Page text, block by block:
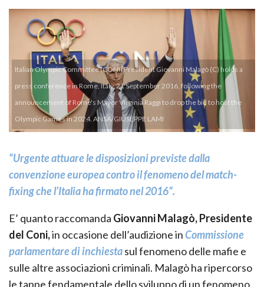
Italian Olympic Committee (CONI) President Giovanni Malagò (C) holds a
press conference in Rome, Italy, 21 September 2016, following the
announcement of Rome's Mayor Virginia Raggi to drop the bid to host the
Olympic Games in 2024. ANSA/GIUSEPPE LAMI
“Urgente attuare le disposizioni previste dalla
convenzione europea contro il fenomeno del match-
fixing che l’Italia ha firmato nel 2016”.
E’ quanto raccomanda Giovanni Malagò, Presidente
del Coni,in occasione dell’audizione inCommissione
parlamentare di inchiestasul fenomeno delle mafie e
sulle altre associazioni criminali. Malagò ha ripercorso
le tappe fendamentale dello sviluppo di un fenomeno,